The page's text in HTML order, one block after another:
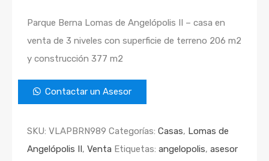
Parque Berna Lomas de Angelópolis II – casa en
venta de 3 niveles con superficie de terreno 206 m2
y construcción 377 m2
Contactar un Asesor
SKU: VLAPBRN989 Categorías: Casas, Lomas de
Angelópolis II, Venta Etiquetas: angelopolis, asesor